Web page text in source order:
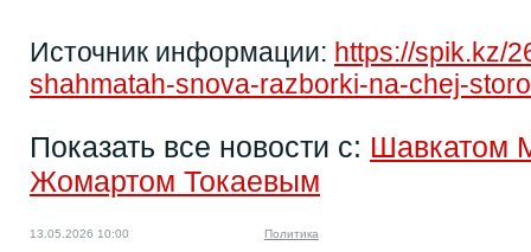
Источник информации: https://spik.kz/
shahmatah-snova-razborki-na-chej-
Показать все новости с: Шавкатом
Жомартом Токаевым
13.05.2026 10:00 Политика